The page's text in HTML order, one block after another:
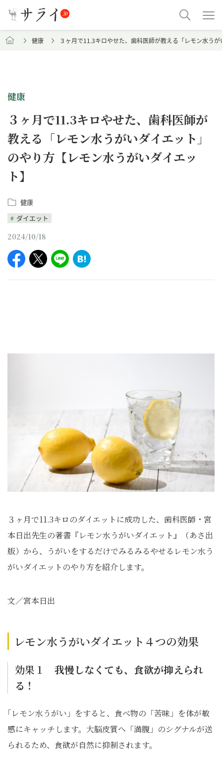
健康 ３ヶ月で11.3キロやせた、歯科医師が教える「レモン水う
健康
３ヶ月で11.3キロやせた、歯科医師が
教える「レモン水うがいダイエット」
のやり方【レモン水うがいダイエッ
ト】
健康
ダイエット
2024/10/18
３ヶ月で11.3キロのダイエットに成功した、歯科医師・宮
本日出先生の著書『レモン水うがいダイエット』（あさ出
版）から、うがいをするだけでみるみるやせるレモン水う
がいダイエットのやり方を紹介します。
文／宮本日出
レモン水うがいダイエット４つの効果
効果１ 我慢しなくても、食欲が抑えられ
る！
｢レモン水うがい」をすると、食べ物の「苦味」を体が敏
感にキャッチします。大脳皮質へ「満腹」のシグナルが送
られるため、食欲が自然に抑制されます。